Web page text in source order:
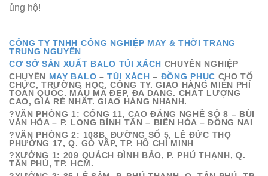
ủng hộ!
CÔNG TY TNHH CÔNG NGHIỆP MAY & THỜI TRANG
TRUNG NGUYÊN
CƠ SỞ SẢN XUẤT BALO TÚI XÁCH CHUYÊN NGHIỆP
CHUYÊN
MAY BALO –TÚI XÁCH – ĐỒNG PHỤC CHO TỔ
CHỨC, TRƯỜNG HỌC, CÔNG TY. GIAO HÀNG MIỄN PHÍ
TOÀN QUỐC. MẪU MÃ ĐẸP, ĐA DANG. CHẤT LƯỢNG
CAO, GIÁ RẺ NHẤT. GIAO HÀNG NHANH.
?VĂN PHÒNG 1 : CỔNG 11, CAO ĐẲNG NGHỀ SỐ 8 – BÙI
VĂN HÒA – P. LONG BÌNH TÂN – BIÊN HÒA – ĐỒNG NAI
?VĂN PHÒNG 2 : 108B, ĐƯỜNG SỐ 5, LÊ ĐỨC THỌ
PHƯỜNG 17, Q. GÒ VẤP, TP. HỒ CHÍ MINH
?XƯỞNG 1: 209 QUÁCH ĐÌNH BẢO, P. PHÚ THẠNH, Q.
TÂN PHÚ, TP. HCM.